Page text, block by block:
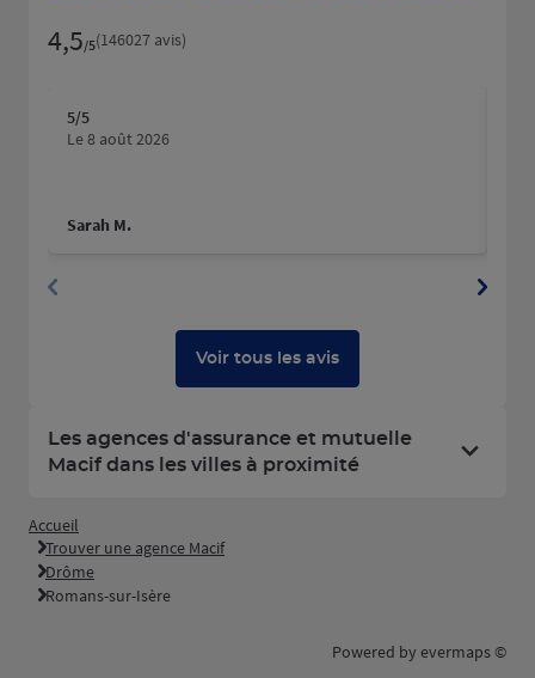
4,5/5Note de 4.5 sur 5
(146027 avis)
5/5
Le 8 août 2026
Sarah M.
Voir tous les avis
Les agences d'assurance et mutuelle
Macif dans les villes à proximité
Accueil
Trouver une agence Macif
Drôme
Romans-sur-Isère
Powered by evermaps ©